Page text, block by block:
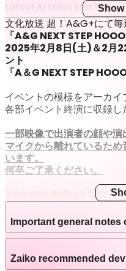
Latest Archive End Time
Mar 29 2025 (Sat) 23:59
【DAY1 第3部】出演：羊
Stream date
Latest Archive End Time
Mar 29 2025 (Sat) 23:59
【DAY2 第1部】出演：水
Stream date
Feb 24 2025 (Mon) 12:00
Latest Archive End Time
Mar 29 2025 (Sat) 23:59
【DAY2 第2部】出演：伊
Stream date
Show
文化放送 超！A&G+にて
「A&G NEXT STEP
2025年2月8日(土)＆2月
ント
「A＆G NEXT STEP
イベントの模様をアーカイ
各部イベント終演に収録し
一部映像で出演者の顔や演
マイクから離れているた
います。
何卒ご了承ください。
※DAY2の模様は2月24日(
【出演】
DAY１ 第１部 村上まなつ
DAY１ 第２部 村上まな
DAY１ 第３部 羊宮妃那
Important general notes
Zaiko recommended